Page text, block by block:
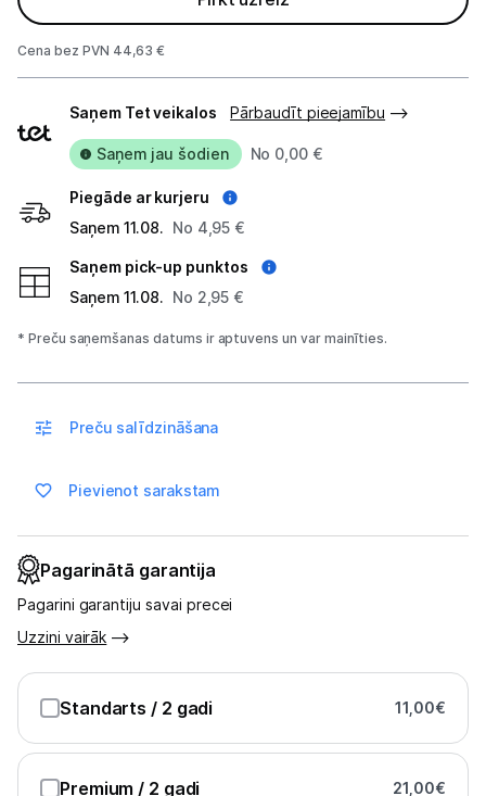
Tosteri
Grili
Augļu žāvētāji
Sulu spiedes
Gaļas maļamās mašīnas
Maizes krāsnis
Friteri
Ūdens gāzēšanas aparāti
Mazās cepeškrāsnis
Ledus un saldējuma mašīnas
Mazās virtuves tehnikas aksesuāri
Cena bez PVN 44,63 €
veidi
Saņem Tet veikalos Pārbaudīt pieejamību
Saņem jau šodien No 0,00 €
Piegāde ar kurjeru
Saņem 11.08. No 4,95 €
Saņem pick-up punktos
Saņem 11.08. No 2,95 €
* Preču saņemšanas datums ir aptuvens un var mainīties.
Preču salīdzināšana
Pievienot sarakstam
Pagarinātā garantija
Pagarini garantiju savai precei
Uzzini vairāk
Standarts / 2 gadi 11,00€
Premium / 2 gadi 21,00€